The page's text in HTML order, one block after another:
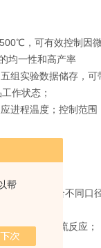
帮
，可有效控制因
均一性和高产率
实验数据储存，
作状态；
进程温度；控制范
、Φ35适合不同口径
管等进行回流反应；